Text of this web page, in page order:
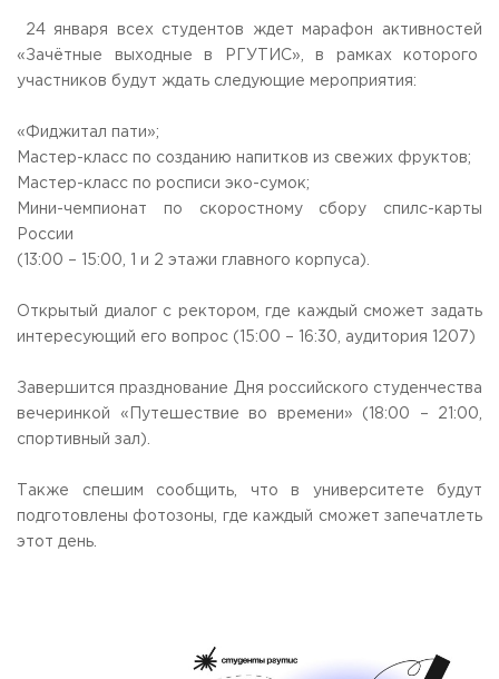
Работа с лицами с ОВЗ и инвалидами
Контакты
системе ВО
Федеральное учебно-методическое объединение в
Профком
Конкурс ППС
Сведения об образовательной организации
ЗАКАЗАТЬ ОБРАТНЫЙ ЗВОНОК
пгт. Черкизово,
ул. Главная, 99
ТЕЛЕФОНЫ
+7 (495) 940 83 00
E-MAIL
info@rguts.ru
priem@rguts.ru - Приемная комиссия
ГРАФИК И РЕЖИМ РАБОТЫ
пн-чт: с 09:00 до 18:00;
Приемная комиссия
пн-пт: с 10:00 до 17:00;
24 января всех студентов ждет марафон активностей
«Зачётные выходные в РГУТИС», в рамках которого
участников будут ждать следующие мероприятия:
«Фиджитал пати»;
Мастер-класс по созданию напитков из свежих фруктов;
Мастер-класс по росписи эко-сумок;
Мини-чемпионат по скоростному сбору спилс-карты
России
(13:00 – 15:00, 1 и 2 этажи главного корпуса).
Открытый диалог с ректором, где каждый сможет задать
интересующий его вопрос (15:00 – 16:30, аудитория 1207)
Завершится празднование Дня российского студенчества
вечеринкой «Путешествие во времени» (18:00 – 21:00,
спортивный зал).
Также спешим сообщить, что в университете будут
подготовлены фотозоны, где каждый сможет запечатлеть
этот день.